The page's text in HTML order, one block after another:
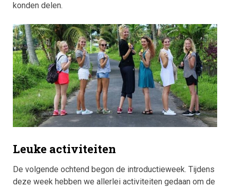
konden delen.
Leuke activiteiten
De volgende ochtend begon de introductieweek. Tijdens
deze week hebben we allerlei activiteiten gedaan om de